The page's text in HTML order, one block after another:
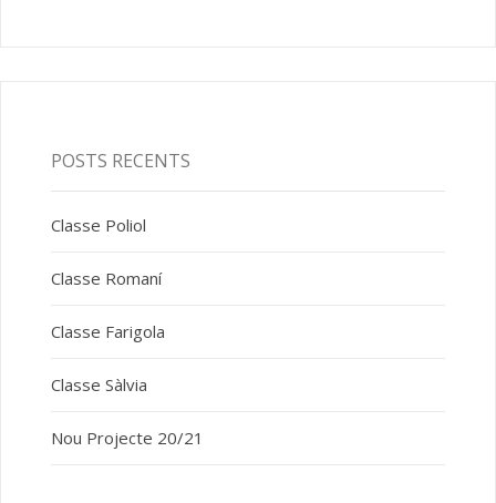
POSTS RECENTS
Classe Poliol
Classe Romaní
Classe Farigola
Classe Sàlvia
Nou Projecte 20/21